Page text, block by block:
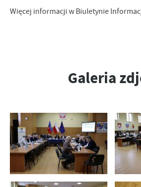
Więcej informacji w Biuletynie
Galeria